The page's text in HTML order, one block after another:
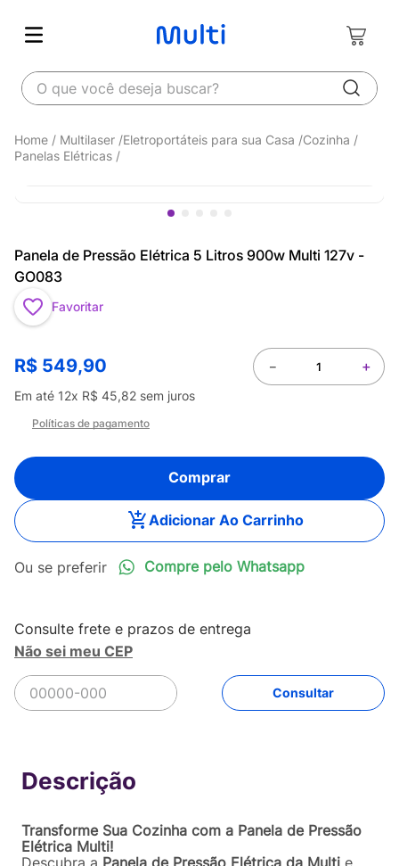
O que você deseja buscar?
Multilaser Eletroportáteis para sua Casa
Cozinha
Panelas Elétricas
Panela de Pressão Elétrica 5 Litros 900w Multi 127v -
GO083
Favoritar
R$ 549,90
Em até 12x R$ 45,82 sem juros
＋
－
Políticas de pagamento
Comprar
Adicionar Ao Carrinho
Compre pelo Whatsapp
Não sei meu CEP
R$549,90
45
Transforme Sua Cozinha com a Panela de Pressão
Elétrica Multi!
Descubra a Panela de Pressão Elétrica da Multi e